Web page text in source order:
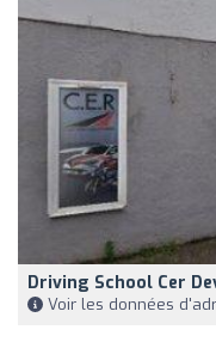
Driving School Cer
Voir les données